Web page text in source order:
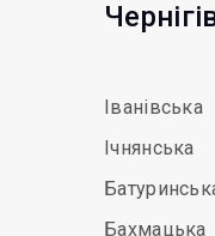
Іванівська
Ічнянська
Бахмацька